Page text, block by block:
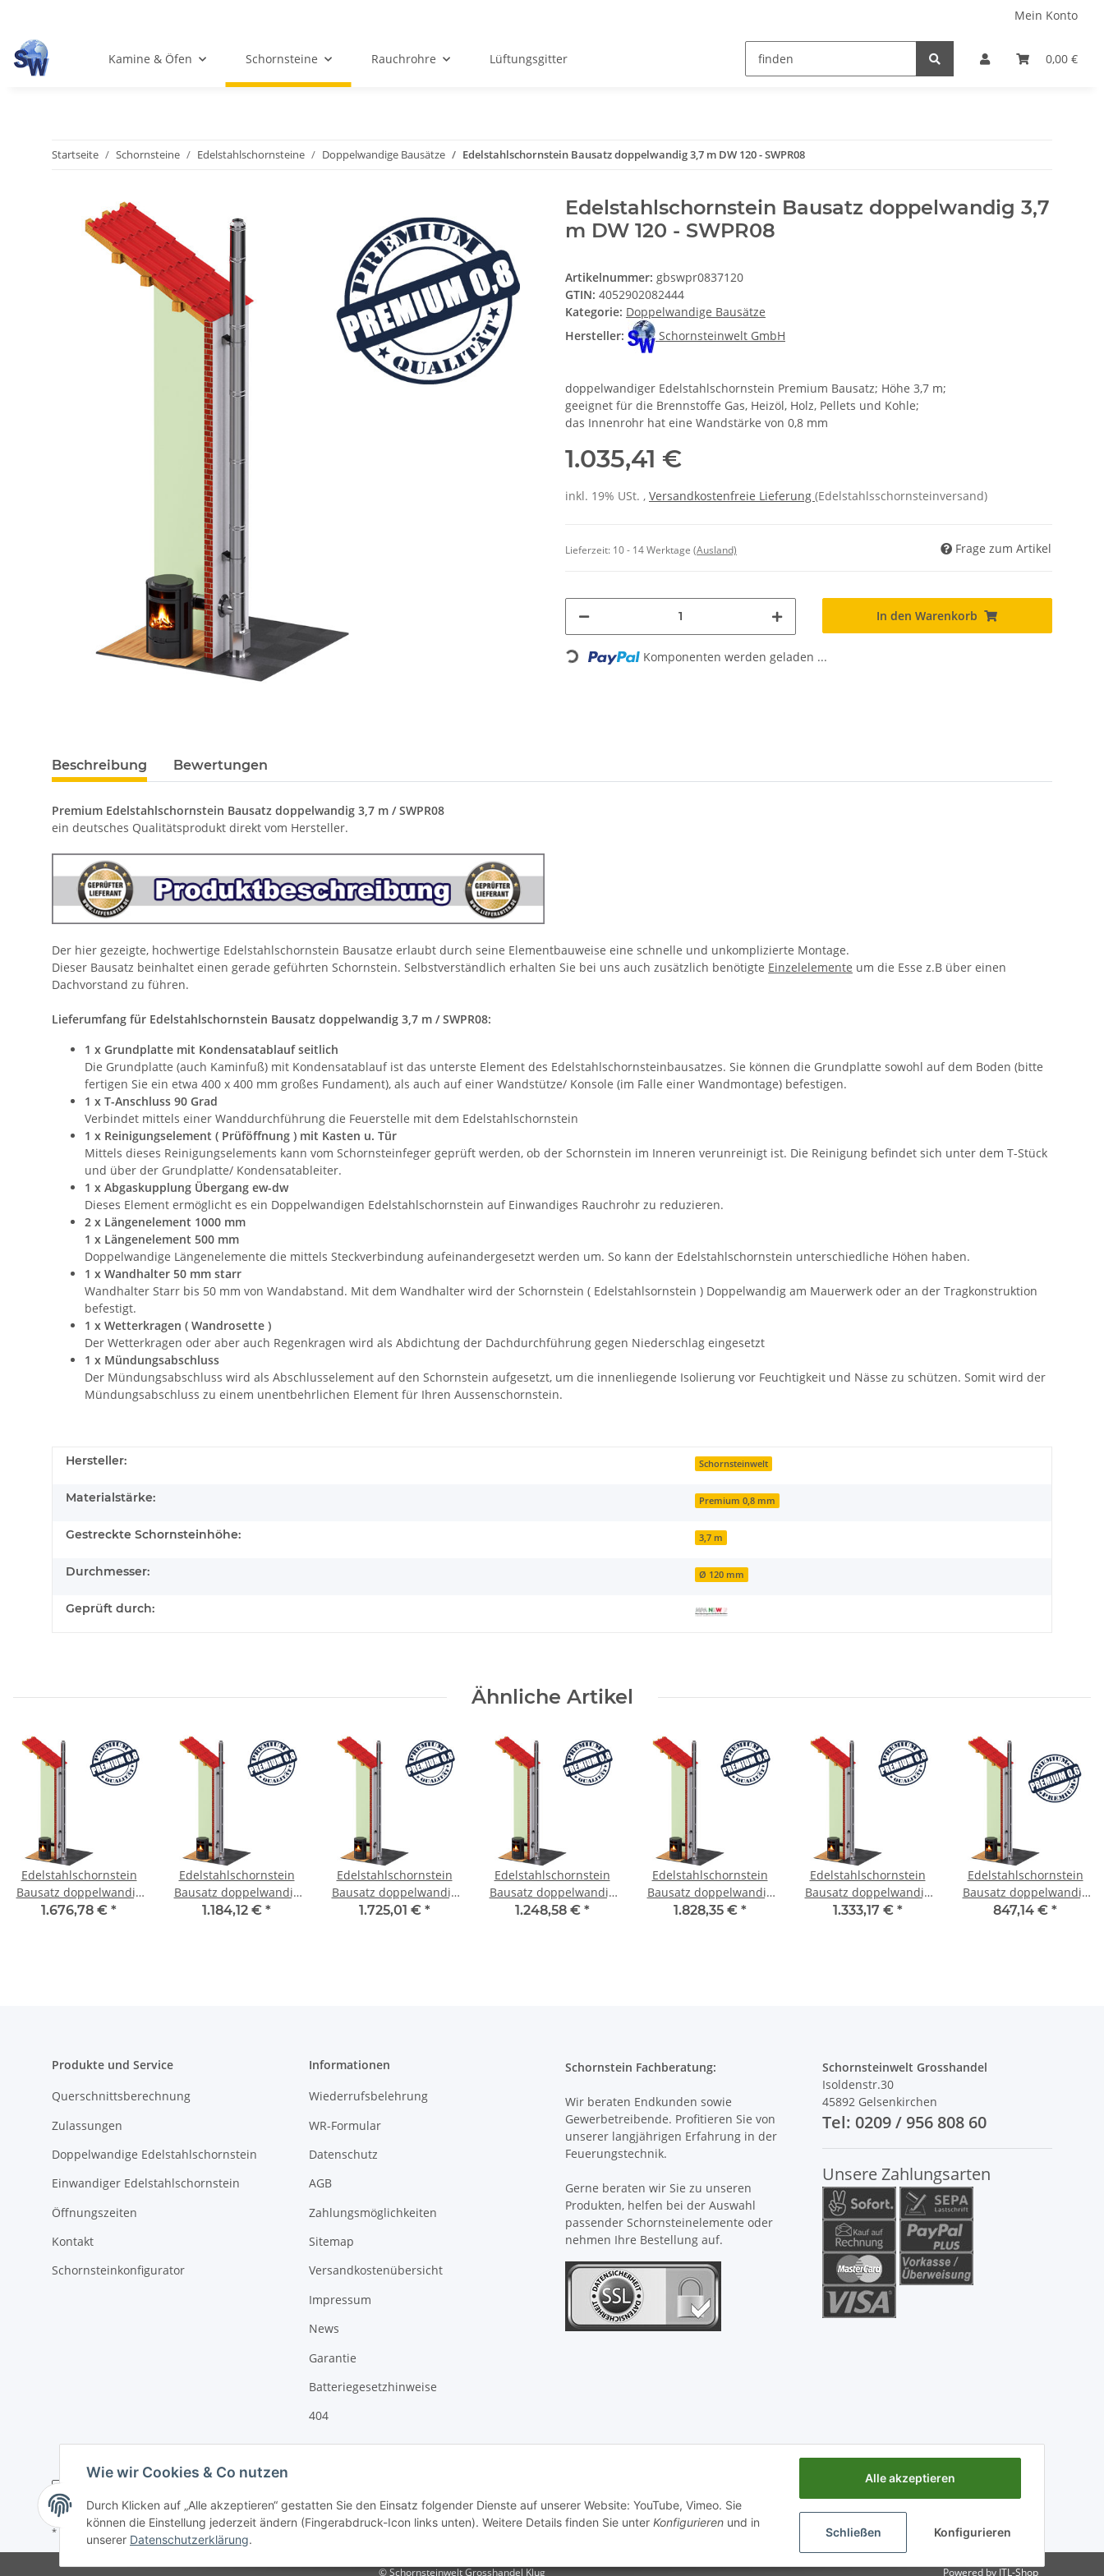
Mein Konto
0,00 €
Kamine & Öfen Schornsteine Rauchrohre Lüftungsgitter
Startseite Schornsteine Edelstahlschornsteine Doppelwandige Bausätze Edelstahlschornstein Bausatz doppelwandig 3,7 m DW 120 - SWPR08
Edelstahlschornstein Bausatz doppelwandig 3,7
m DW 120 - SWPR08
Artikelnummer: gbswpr0837120
GTIN: 4052902082444
Kategorie: Doppelwandige Bausätze
Hersteller:
Schornsteinwelt GmbH
doppelwandiger Edelstahlschornstein Premium Bausatz; Höhe 3,7 m;
geeignet für die Brennstoffe Gas, Heizöl, Holz, Pellets und Kohle;
das Innenrohr hat eine Wandstärke von 0,8 mm
1.035,41 €
inkl. 19% USt. , Versandkostenfreie Lieferung (Edelstahlsschornsteinversand)
Lieferzeit: 10 - 14 Werktage (Ausland) Frage zum Artikel
In den Warenkorb
Loading... Komponenten werden geladen ...
Beschreibung Bewertungen
Premium Edelstahlschornstein Bausatz doppelwandig 3,7 m / SWPR08
ein deutsches Qualitätsprodukt direkt vom Hersteller.
Der hier gezeigte, hochwertige Edelstahlschornstein Bausatze erlaubt durch seine Elementbauweise eine schnelle und unkomplizierte Montage.
Dieser Bausatz beinhaltet einen gerade geführten Schornstein. Selbstverständlich erhalten Sie bei uns auch zusätzlich benötigte Einzelelemente um die Esse z.B über einen
Dachvorstand zu führen.
Lieferumfang für Edelstahlschornstein Bausatz doppelwandig 3,7 m / SWPR08:
1 x Grundplatte mit Kondensatablauf seitlich
Die Grundplatte (auch Kaminfuß) mit Kondensatablauf ist das unterste Element des Edelstahlschornsteinbausatzes. Sie können die Grundplatte sowohl auf dem Boden (bitte
fertigen Sie ein etwa 400 x 400 mm großes Fundament), als auch auf einer Wandstütze/ Konsole (im Falle einer Wandmontage) befestigen.
1 x T-Anschluss 90 Grad
Verbindet mittels einer Wanddurchführung die Feuerstelle mit dem Edelstahlschornstein
1 x Reinigungselement ( Prüföffnung ) mit Kasten u. Tür
Mittels dieses Reinigungselements kann vom Schornsteinfeger geprüft werden, ob der Schornstein im Inneren verunreinigt ist. Die Reinigung befindet sich unter dem T-Stück
und über der Grundplatte/ Kondensatableiter.
1 x Abgaskupplung Übergang ew-dw
Dieses Element ermöglicht es ein Doppelwandigen Edelstahlschornstein auf Einwandiges Rauchrohr zu reduzieren.
2 x Längenelement 1000 mm
1 x Längenelement 500 mm
Doppelwandige Längenelemente die mittels Steckverbindung aufeinandergesetzt werden um. So kann der Edelstahlschornstein unterschiedliche Höhen haben.
1 x Wandhalter 50 mm starr
Wandhalter Starr bis 50 mm von Wandabstand. Mit dem Wandhalter wird der Schornstein ( Edelstahlsornstein ) Doppelwandig am Mauerwerk oder an der Tragkonstruktion
befestigt.
1 x Wetterkragen ( Wandrosette )
Der Wetterkragen oder aber auch Regenkragen wird als Abdichtung der Dachdurchführung gegen Niederschlag eingesetzt
1 x Mündungsabschluss
Der Mündungsabschluss wird als Abschlusselement auf den Schornstein aufgesetzt, um die innenliegende Isolierung vor Feuchtigkeit und Nässe zu schützen. Somit wird der
Mündungsabschluss zu einem unentbehrlichen Element für Ihren Aussenschornstein.
Hersteller: Schornsteinwelt
Materialstärke: Premium 0,8 mm
Gestreckte Schornsteinhöhe: 3,7 m
Durchmesser: Ø 120 mm
Geprüft durch:
Ähnliche Artikel
Edelstahlschornstein
Bausatz doppelwandig
7,7 m DW 120 - SWPR08
1.676,78 € *
Edelstahlschornstein
Bausatz doppelwandig
3,7 m DW 150 - SWPR08
1.184,12 € *
Edelstahlschornstein
Bausatz doppelwandig
8,2 m DW 120 - SWPR08
1.725,01 € *
Edelstahlschornstein
Bausatz doppelwandig
3,7 m DW 160 - SWPR08
1.248,58 € *
Edelstahlschornstein
Bausatz doppelwandig
8,7 m DW 120 - SWPR08
1.828,35 € *
Edelstahlschornstein
Bausatz doppelwandig
3,7 m DW 180 - SWPR08
1.333,17 € *
Edelstahlschornstein
Bausatz doppelwandig
3,7 m DW 120 - SWPR06
847,14 € *
Produkte und Service
Querschnittsberechnung
Zulassungen
Doppelwandige Edelstahlschornstein
Einwandiger Edelstahlschornstein
Öffnungszeiten
Kontakt
Schornsteinkonfigurator
Informationen
Wiederrufsbelehrung
WR-Formular
Datenschutz
AGB
Zahlungsmöglichkeiten
Sitemap
Versandkostenübersicht
Impressum
News
Garantie
Batteriegesetzhinweise
404
Schornstein Fachberatung:
Wir beraten Endkunden sowie
Gewerbetreibende. Profitieren Sie von
unserer langjährigen Erfahrung in der
Feuerungstechnik.
Gerne beraten wir Sie zu unseren
Produkten, helfen bei der Auswahl
passender Schornsteinelemente oder
nehmen Ihre Bestellung auf.
Schornsteinwelt Grosshandel
Isoldenstr.30
45892 Gelsenkirchen
Tel: 0209 / 956 808 60
Unsere Zahlungsarten
* Alle Preise inkl. gesetzlicher USt., zzgl. Versand
© Schornsteinwelt Grosshandel Klug Powered by JTL-Shop
Wie wir Cookies & Co nutzen
Durch Klicken auf „Alle akzeptieren“ gestatten Sie den Einsatz folgender Dienste auf unserer Website: YouTube, Vimeo. Sie
können die Einstellung jederzeit ändern (Fingerabdruck-Icon links unten). Weitere Details finden Sie unter Konfigurieren und in
unserer Datenschutzerklärung.
Alle akzeptieren
Schließen Konfigurieren